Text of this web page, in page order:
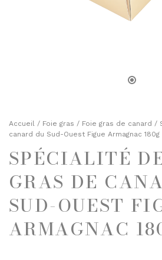
SELS, POIVRES ET ÉPICES
MOUTARDES
ÉPICERIE SUCRÉE
CHOCOLATS ET SPÉCIALITÉS
CONFITURES
DESSERTS
SELS, POIVRES ET ÉPICES
CHOCOLATS ET SPÉCIALITÉS
CONFITURES
DESSERTS
FRUITS AU SIROP OU ALCOOL
JUS ET SIROPS
MIELS
Accueil / Foie gras / Foie gras de canard /
canard du Sud-Ouest Figue Armagnac 180g
SPÉCIALITÉ
GRAS DE
SUD-OUEST
ARMAGNAC